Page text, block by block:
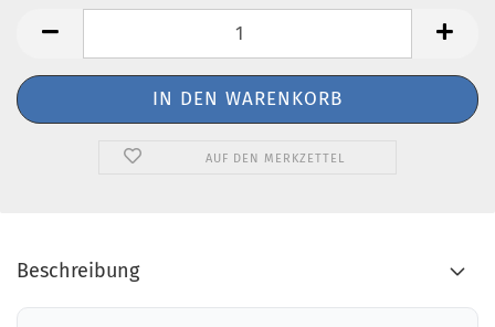
AUF DEN MERKZETTEL
Beschreibung